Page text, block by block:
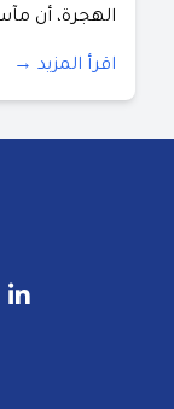
الهجرة، أن
اقرأ المزيد →